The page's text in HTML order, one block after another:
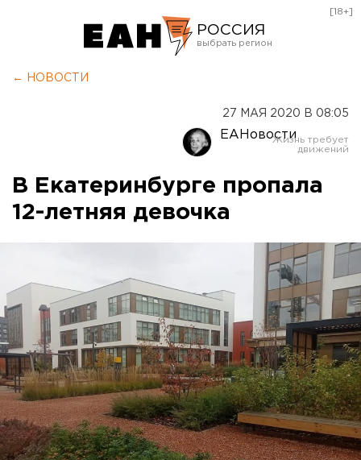
РОССИЯ
Оренбург
[18+]
← НОВОСТИ
27 МАЯ 2020 В 08:05
ЕАНовости
В Екатеринбурге пропала
12-летняя девочка